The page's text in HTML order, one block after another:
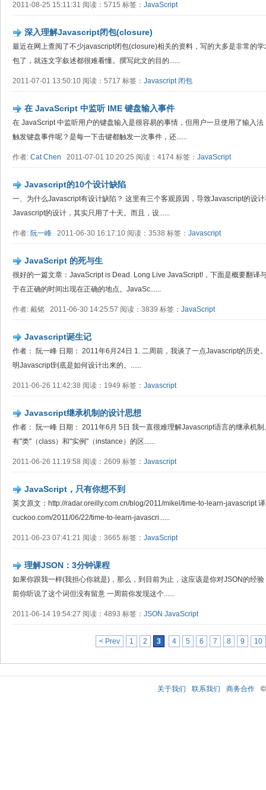
2011-08-25 15:11:31 阅读：5715 标签： JavaScript
深入理解Javascript闭包(closure)
最近在网上查阅了不少javascript闭包(closure)相关的资料，写的大多是非常的
包了，就连文字叙述都很难看懂。撰写此文的目的......
2011-07-01 13:50:10 阅读：5717 标签： Javascript 闭包
在 JavaScript 中监听 IME 键盘输入事件
在 JavaScript 中监听用户的键盘输入是很容易的事情，但用户一旦使用了输入
触发键盘事件呢？是每一下击键都触发一次事件，还......
作者: Cat Chen 2011-07-01 10:20:25 阅读：4174 标签： JavaScript
Javascript的10个设计缺陷
一、为什么Javascript有设计缺陷？ 这里有三个客观原因，导致Javascript的设
Javascript的设计，其实只用了十天。而且，设......
作者: 阮一峰 2011-06-30 16:17:10 阅读：3538 标签： Javascript
JavaScript 的死与生
很好的一篇文章：JavaScript is Dead. Long Live JavaScript!，下面是概要翻译
于在正确的时间出现在正确的地点。JavaSc......
作者: 戴铭 2011-06-30 14:25:57 阅读：3839 标签： JavaScript
Javascript诞生记
作者： 阮一峰 日期： 2011年6月24日 1. 二周前，我谈了一点Javascript的历史
明Javascript到底是如何设计出来的。......
2011-06-26 11:42:38 阅读：1949 标签： Javascript
Javascript继承机制的设计思想
作者： 阮一峰 日期： 2011年6月 5日 我一直很难理解Javascript语言的继承机
有"类"（class）和"实例"（instance）的区......
2011-06-26 11:19:58 阅读：2609 标签： Javascript
JavaScript，只有你想不到
英文原文：http://radar.oreilly.com.cn/blog/2011/mikel/time-to-learn-javascript
cuckoo.com/2011/06/22/time-to-learn-javascri......
2011-06-23 07:41:21 阅读：3665 标签： JavaScript
理解JSON：3分钟课程
如果你跟我一样(我担心你就是)，那么，到目前为止，这应该是你对JSON的经
前你听说了这个词但没有留意 一周前你发现这个......
2011-06-14 19:54:27 阅读：4893 标签： JSON JavaScript
< Prev 1 2 3 4 5 6 7 8 9 10
关于我们 联系我们 商务合作